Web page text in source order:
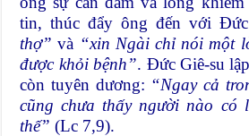
tin, thúc đẩy ông đến với Đức
thợ” và “xin Ngài chỉ nói một
được khỏi bệnh”. Đức Giê-su
còn tuyên dương: “Ngay cả
cũng chưa thấy người nào có
thế”(Lc 7,9).